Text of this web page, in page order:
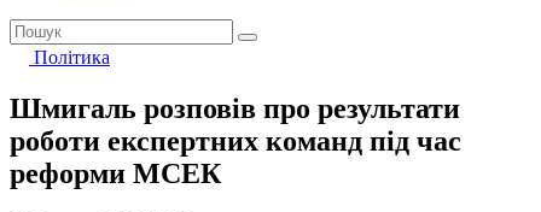
Політика
Шмигаль розповів про результати
роботи експертних команд під час
реформи МСЕК